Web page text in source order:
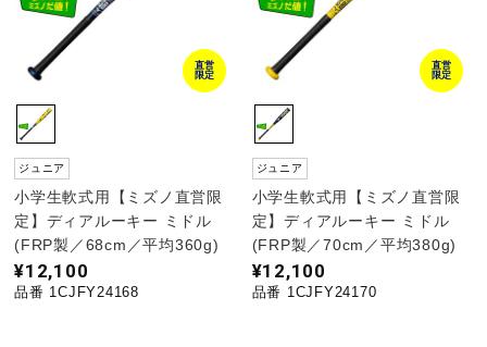
直営
限定
ジュニア
小学生軟式用【ミズノ直営限
定】ディアルーキー ミドル
(FRP製／68cm／平均360g)
¥12,100
品番 1CJFY24168
直営
限定
ジュニア
小学生軟式用【ミズノ直営限
定】ディアルーキー ミドル
(FRP製／70cm／平均380g)
¥12,100
品番 1CJFY24170